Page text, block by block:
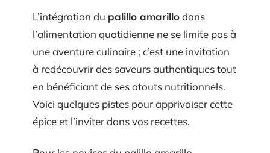
L’intégration du palillo amarillodans
l’alimentation quotidienne ne se limite pas à
une aventure culinaire ; c’est une invitation
à redécouvrir des saveurs authentiques tout
en bénéficiant de ses atouts nutritionnels.
Voici quelques pistes pour apprivoiser cette
épice et l’inviter dans vos recettes.